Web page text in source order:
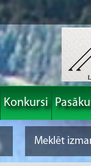
Konkursi